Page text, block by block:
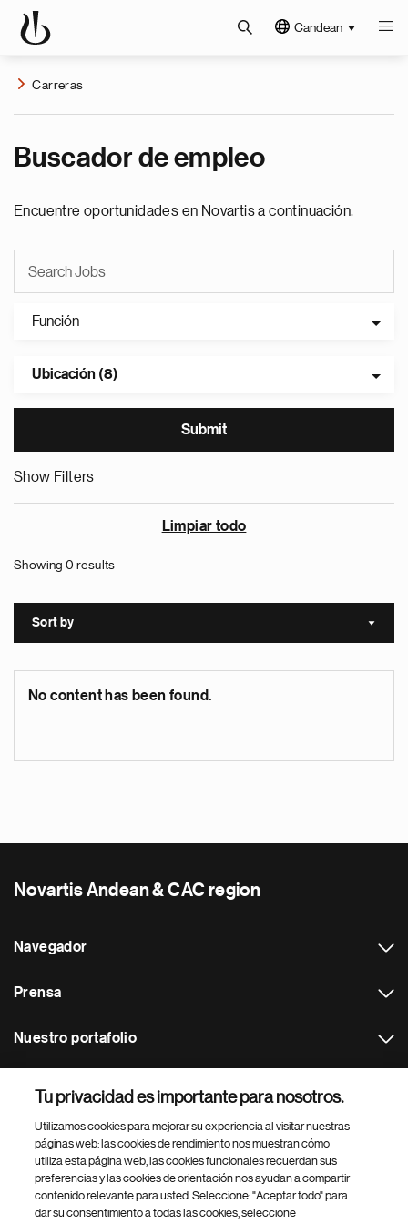
Candean
Carreras
Buscador de empleo
Encuentre oportunidades en Novartis a continuación.
Función
Ubicación (8)
Show Filters
Limpiar todo
Showing 0 results
Sort by Sort
No content has been found.
Novartis Andean & CAC region
Navegador
Prensa
Nuestro portafolio
Footer Site Search
Tu privacidad es importante para nosotros.
Utilizamos cookies para mejorar su experiencia al visitar nuestras
páginas web: las cookies de rendimiento nos muestran cómo
utiliza esta página web, las cookies funcionales recuerdan sus
preferencias y las cookies de orientación nos ayudan a compartir
contenido relevante para usted. Seleccione: "Aceptar todo" para
dar su consentimiento a todas las cookies, seleccione